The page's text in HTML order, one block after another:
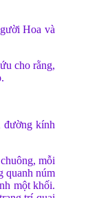
Hoa và
cho rằng,
đường kính
mỗi
quanh núm
một khối.